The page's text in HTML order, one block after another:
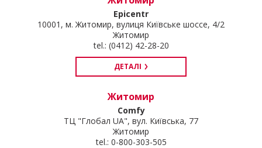
Epicentr
10001, м. Житомир, вулиця Київське шоссе, 4/2
Житомир
tel.: (0412) 42-28-20
ДЕТАЛІ
Житомир
Comfy
ТЦ "Глобал UA", вул. Київська, 77
Житомир
tel.: 0-800-303-505